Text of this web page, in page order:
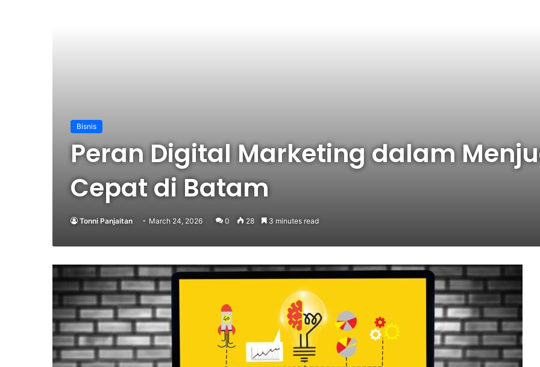
Bisnis
Peran Digital Marketing dalam
Cepat di Batam
Tonni Panjaitan March 24, 2026 0 28 3 minutes read